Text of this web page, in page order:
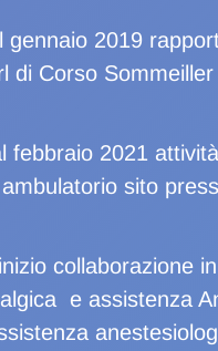
2019
di Corso
febbraio 2021
ambulatorio sito
collaborazione
e assistenza